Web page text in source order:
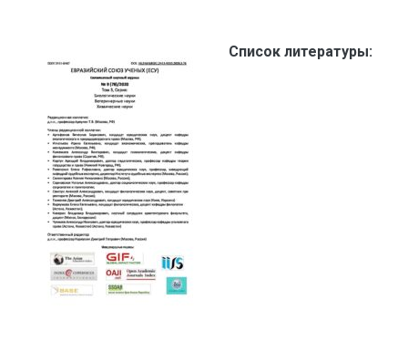
Список литературы: